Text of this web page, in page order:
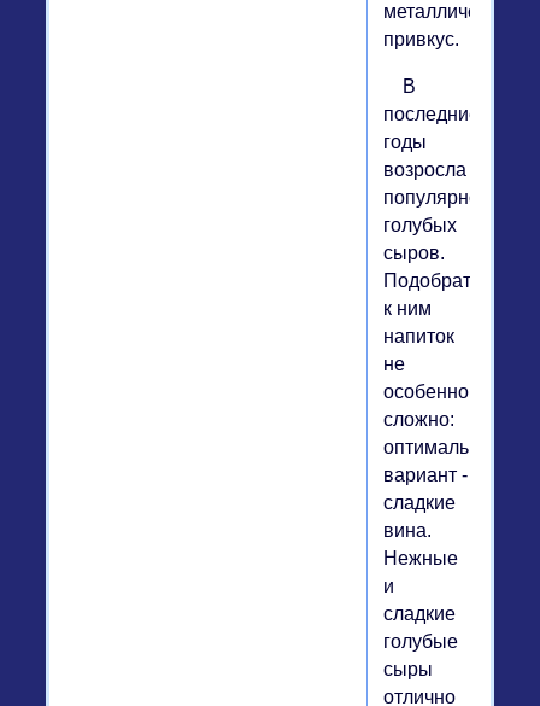
металлический
привкус.
В
последние
годы
возросла
популярность
голубых
сыров.
Подобрать
к ним
напиток
не
особенно
сложно:
оптимальный
вариант -
сладкие
вина.
Нежные
и
сладкие
голубые
сыры
отлично